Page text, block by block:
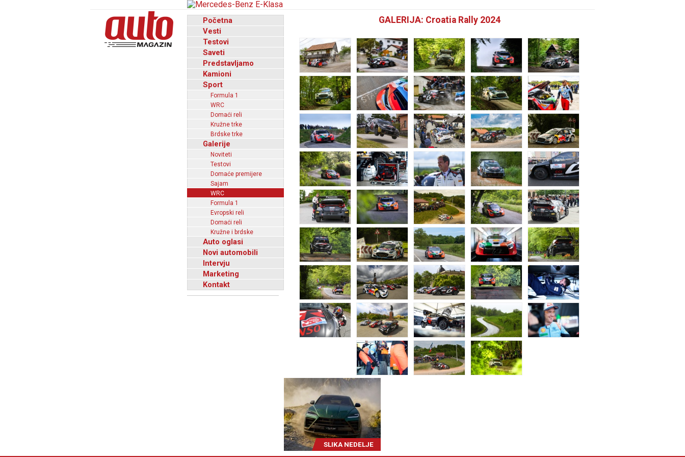
Početna
Vesti
Testovi
Saveti
Predstavljamo
Kamioni
Sport
Formula 1
WRC
Domaći reli
Kružne trke
Brdske trke
Galerije
Noviteti
Testovi
Domaće premijere
Sajam
WRC
Formula 1
Evropski reli
Domaći reli
Kružne i brdske
Auto oglasi
Novi automobili
Intervju
Marketing
Kontakt
GALERIJA: Croatia Rally 2024
SLIKA NEDELJE